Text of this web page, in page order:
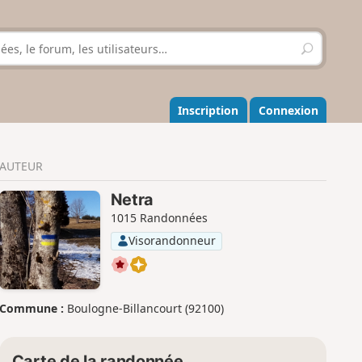
R
e
h
e
r
r
Inscription Connexion
AUTEUR
Netra
1015 Randonnées
Visorandonneur
Commune : Boulogne-Billancourt (92100)